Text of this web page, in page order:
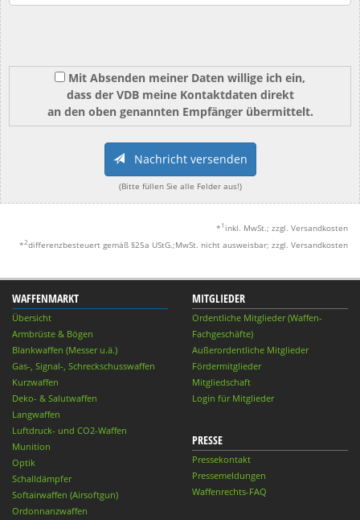
Mit Absenden meiner Daten willige ich ein,
dass der VDB meine Kontaktdaten direkt
an den oben genannten Empfänger übermittelt.
Nachricht versenden
(Bitte füllen Sie alle Felder aus!)
* 1 inkl. MwSt.; zzgl. Versandkosten
*2differenzbesteuert gemäß §25a UStG.;MwSt. nicht ausweisbar; zzgl. Versandkosten
WAFFENMARKT
Übersicht
Armbrüste & Bögen
Blankwaffen (Messer u.ä.)
Gas-, Signal-, Schreckschusswaffen
Kurzwaffen
Deko- & Salutwaffen
Langwaffen
Luftdruck- und CO2-Waffen
Munition
Optik
Schalldämpfer
Softairwaffen (Airsoftgun)
Ordonnanzwaffen
MITGLIEDER
Ordentliche Mitglieder (Waffen-
Fachgeschäfte)
Außerordentliche Mitglieder
Fördermitglieder
Mitgliedschaft
Login für Mitglieder
PRESSE
Pressekontakt
Pressemeldungen
Waffenrechts-FAQ